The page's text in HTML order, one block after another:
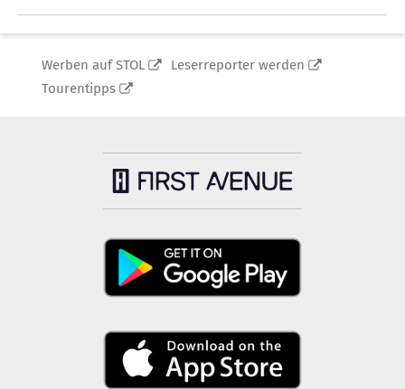
Werben auf STOL
Leserreporter werden
Tourentipps